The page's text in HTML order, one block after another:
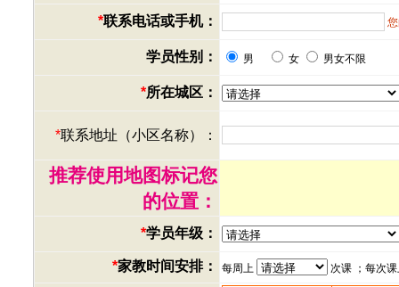
*联系电话或手机：
学员性别： 男 女 男女不限
*所在城区：
*联系地址（小区名称）：
推荐使用地图标记您
的位置：
*学员年级：
*家教时间安排： 每周上 次课 ；每次